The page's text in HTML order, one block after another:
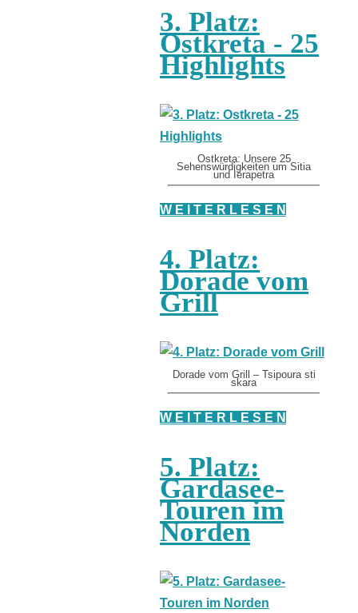
3. Platz:
Ostkreta - 25
Highlights
Ostkreta: Unsere 25
Sehenswürdigkeiten um Sitia
und Ierapetra
W E I T E R L E S E N
4. Platz:
Dorade vom
Grill
Dorade vom Grill – Tsipoura sti
skara
W E I T E R L E S E N
5. Platz:
Gardasee-
Touren im
Norden